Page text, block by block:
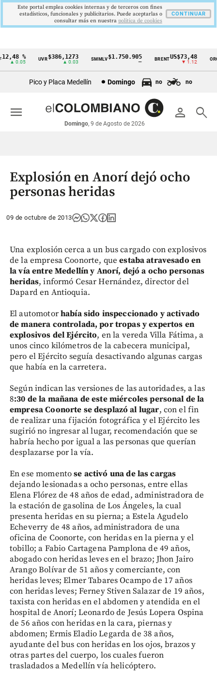
Cintillo
económicos
Colombia
%
▲ 0.05
UVR$386,1273
▲ 0.03
SMMLV$1.750.905 BRENTUS$73,48
▼ 1.12
ORO
Pico y Placa Medellín Domingo no no
person search
Domingo, 9 de Agosto de 2026
menu
Explosión en Anorí dejó ocho
personas heridas
09 de octubre de 2013
Una explosión cerca a un bus cargado con explosivos
de la empresa Coonorte, queestaba atravesado en
la vía entre Medellín y Anorí, dejó a ocho personas
heridas, informó Cesar Hernández, director del
Dapard en Antioquia.
El automotorhabía sido inspeccionado y activado
de manera controlada, por tropas y expertos en
explosivos del Ejército, en la vereda Villa Fátima, a
unos cinco kilómetros de la cabecera municipal,
pero el Ejército seguía desactivando algunas cargas
que había en la carretera.
Según indican las versiones de las autoridades, a las
8:30 de la mañana de este miércoles personal de la
empresa Coonorte se desplazó al lugar, con el fin
de realizar una fijación fotográfica y el Ejército les
sugirió no ingresar al lugar, recomendación que se
habría hecho por igual a las personas que querían
desplazarse por la vía.
En ese momentose activó una de las cargas
dejando lesionadas a ocho personas, entre ellas
Elena Flórez de 48 años de edad, administradora de
la estación de gasolina de Los Ángeles, la cual
presenta heridas en su pierna; a Estela Agudelo
Echeverry de 48 años, administradora de una
oficina de Coonorte, con heridas en la pierna y el
tobillo; a Fabio Cartagena Pamplona de 49 años,
abogado con heridas leves en el brazo; Jhon Jairo
Arango Bolívar de 51 años y comerciante, con
heridas leves; Elmer Tabares Ocampo de 17 años
con heridas leves; Ferney Stiven Salazar de 19 años,
taxista con heridas en el abdomen y atendida en el
hospital de Anorí; Leonardo de Jesús Lopera Ospina
de 56 años con heridas en la cara, piernas y
abdomen; Ermis Eladio Legarda de 38 años,
ayudante del bus con heridas en los ojos, brazos y
otras partes del cuerpo, los cuales fueron
trasladados a Medellín vía helicóptero.
Este portal emplea cookies internas y de terceros con fines
estadísticos, funcionales y publicitarios. Puede aceptarlas o
consultar más en nuestra politica de cookies
CONTINUAR